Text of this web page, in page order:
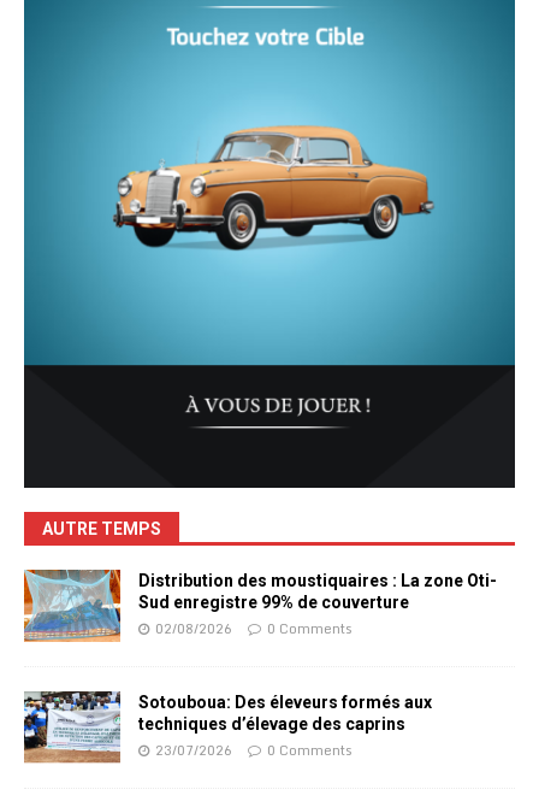
AUTRE TEMPS
Distribution des moustiquaires : La zone Oti-
Sud enregistre 99% de couverture
02/08/2026 0 Comments
Sotouboua: Des éleveurs formés aux
techniques d’élevage des caprins
23/07/2026 0 Comments